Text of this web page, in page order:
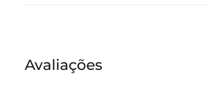
Avaliações